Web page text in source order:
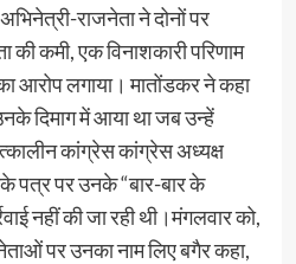
राजनेता ने दोनों पर
की कमी, एक विनाशकारी परिणाम
आरोप लगाया। मातोंडकर ने कहा
दिमाग में आया था जब उन्हें
कांग्रेस कांग्रेस अध्यक्ष
पत्र पर उनके “बार-बार के
नहीं की जा रही थी।मंगलवार को,
पर उनका नाम लिए बगैर कहा,